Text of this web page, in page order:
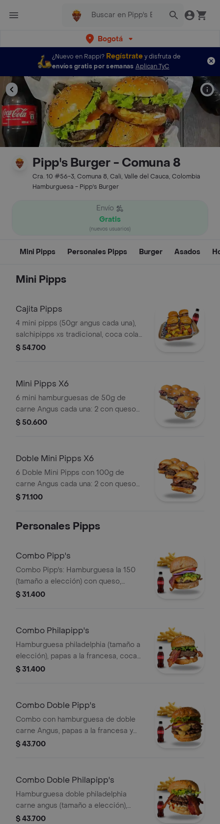
Bogotá
¿Nuevo en Rappi? Regístratey disfruta de
envíos gratis por semanas Aplican TyC
Pipp's Burger - Comuna 8
Cra. 10 #56-3, Comuna 8, Cali, Valle del Cauca, Colombia
Hamburguesa - Pipp's Burger
Envío
Gratis
(nuevos usuarios)
Mini Pipps Personales Pipps Burger Asados
Mini Pipps
Cajita Pipps
4 mini pipps (50gr angus cada una),
salchipipps xs tradicional, coca cola
cero 250ml
$ 54.700
Mini Pipps X6
6 mini hamburguesas de 50g de
carne Angus cada una: 2 con queso
Philadelphia y 4 con queso americano,
$ 50.600
Doble Mini Pipps X6
6 Doble Mini Pipps con 100g de
carne Angus cada una: 2 con queso
Philadelphia y 4 con queso americano.
$ 71.100
Personales Pipps
Combo Pipp's
Combo Pipp's: Hamburguesa la 150
(tamaño a elección) con queso,
tocino, lechuga, tomate y cebolla,
$ 31.400
Combo Philapipp's
Hamburguesa philadelphia (tamaño a
elección), papas a la francesa, coca
cola cero 250ml.
$ 31.400
Combo Doble Pipp's
Combo con hamburguesa de doble
carne Angus, papas a la francesa y
Coca Cola Zero 250ml.
$ 43.700
Combo Doble Philapipp's
Hamburguesa doble philadelphia
carne angus (tamaño a elección),
papas a la francesa, coca cola cero
$ 43.700